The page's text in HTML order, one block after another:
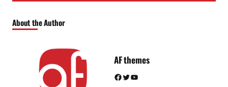
About the Author
AF themes
Facebook Twitter YouTube